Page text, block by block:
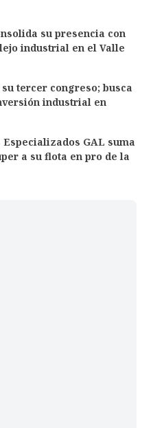
su presencia con
industrial en el Valle
tercer congreso; busca
industrial en
GAL suma
a su flota en pro de la